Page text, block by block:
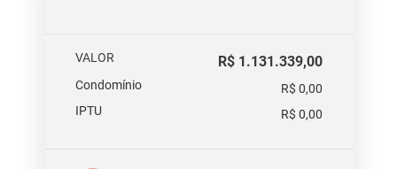
VALOR R$ 1.131.339,00
Condomínio
R$ 0,00
IPTU
R$ 0,00